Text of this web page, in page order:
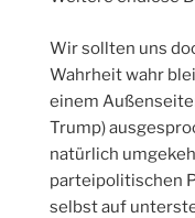
Wir sollten uns
Wahrheit wahr
einem
Trump)
natürlich
parteipolitischen
selbst auf